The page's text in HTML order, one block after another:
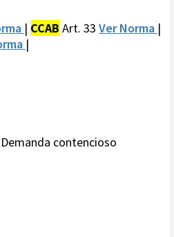
| CCAB Art. 33 Ver Norma |
|
contencioso